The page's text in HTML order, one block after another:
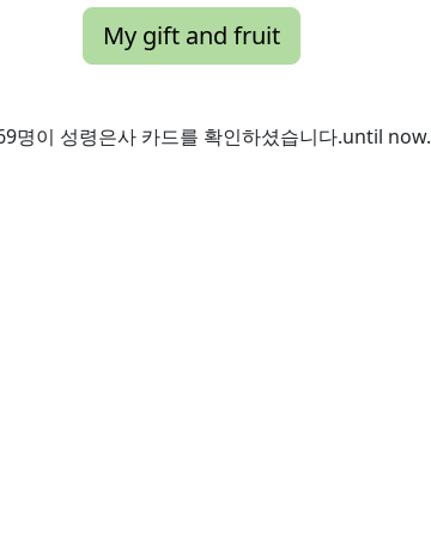
My gift and fruit
명이 성령은사 카드를 확인하셨습니다.until now.